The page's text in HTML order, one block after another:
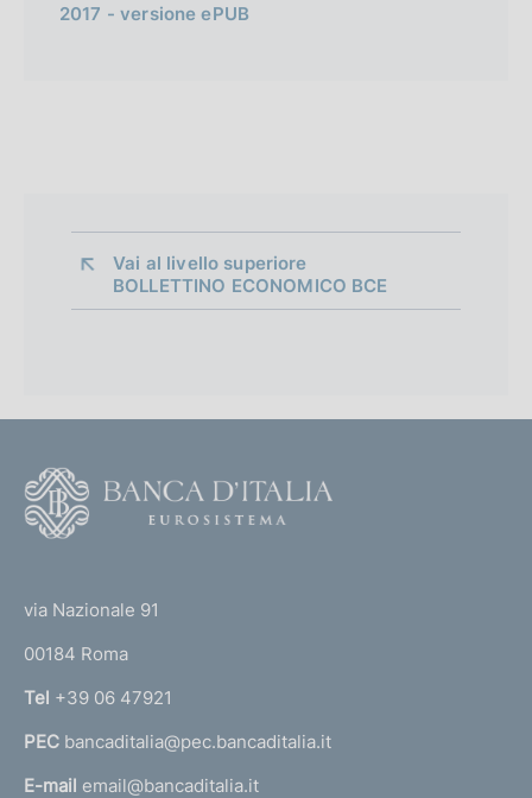
2017 - versione ePUB
Vai al livello superiore
BOLLETTINO ECONOMICO BCE
r
n
a
l
via Nazionale 91
00184 Roma
Tel +39 06 47921
PEC bancaditalia@pec.bancaditalia.it
E-mail email@bancaditalia.it